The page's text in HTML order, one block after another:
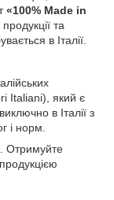
«100% Made in
та
в Італії.
Italiani), який є
в Італії з
і норм.
Отримуйте